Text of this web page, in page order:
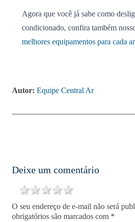
Agora que você já sabe como
condicionado, confira também
melhores equipamentos para cada
Autor: Equipe Central Ar
Deixe um comentário
4 stars
3 stars
2 stars
1 star
O seu endereço de e-mail não será
obrigatórios são marcados com *